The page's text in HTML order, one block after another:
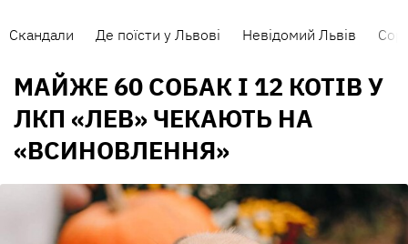
Скандали Де поїсти у Львові Невідомий Львів
МАЙЖЕ 60 СОБАК І 12 КОТІВ У
ЛКП «ЛЕВ» ЧЕКАЮТЬ НА
«ВСИНОВЛЕННЯ»